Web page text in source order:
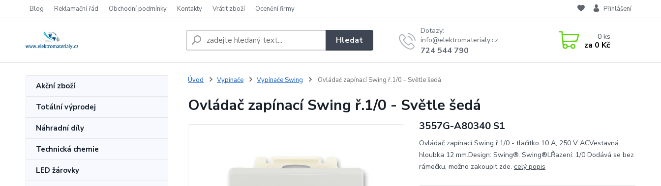
Blog Reklamační řád Obchodní podmínky Kontakty Vrátit zboží Ocenění firmy Přihlášení
Hledat
Dotazy:
info@elektromaterialy.cz
724 544 790
0ks
za 0 Kč
Akční zboží
Totální výprodej
Náhradní díly
Technická chemie
LED žárovky
Úvod Vypínače Vypínače Swing Ovládač zapínací Swing ř.1/0 - Světle šedá
Ovládač zapínací Swing ř.1/0 - Světle šedá
3557G-A80340 S1
Ovládač zapínací Swing ř.1/0 - tlačítko 10 A, 250 V ACVestavná
hloubka 12 mm.Design: Swing®, Swing®LŘazení: 1/0 Dodává se bez
rámečku, možno zakoupit zde. celý popis